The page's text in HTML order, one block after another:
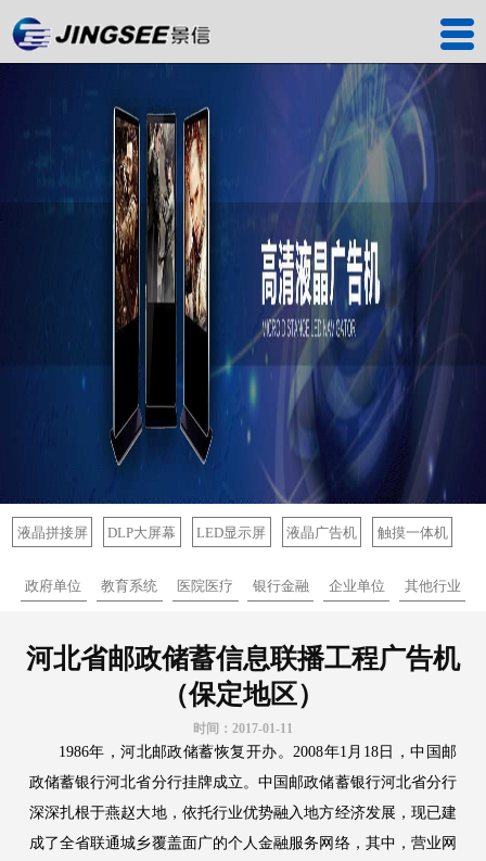
产品中心
工程案例
解决方案
服务中心
关于我们
联系我们
深圳工厂
景信商城
液晶拼接屏 DLP大屏幕 LED显示屏 液晶广告机 触摸一体机
政府单位 教育系统 医院医疗 银行金融 企业单位 其他行业
河北省邮政储蓄信息联播工程广告机
（保定地区）
时间：2017-01-11
1986年，河北邮政储蓄恢复开办。2008年1月18日，中国邮
政储蓄银行河北省分行挂牌成立。中国邮政储蓄银行河北省分行
深深扎根于燕赵大地，依托行业优势融入地方经济发展，现已建
成了全省联通城乡覆盖面广的个人金融服务网络，其中，营业网